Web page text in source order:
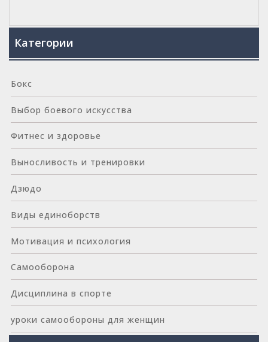
Категории
Бокс
Выбор боевого искусства
Фитнес и здоровье
Выносливость и тренировки
Дзюдо
Виды единоборств
Мотивация и психология
Самооборона
Дисциплина в спорте
уроки самообороны для женщин